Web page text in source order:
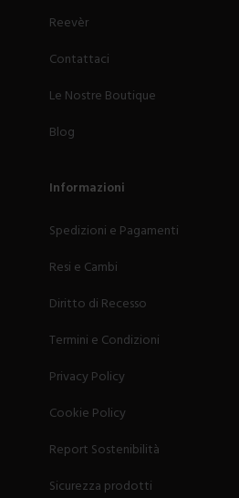
Reevèr
Contattaci
Le Nostre Boutique
Blog
Informazioni
Spedizioni e Pagamenti
Resi e Cambi
Diritto di Recesso
Termini e Condizioni
Privacy Policy
Cookie Policy
Report Sostenibilità
Sicurezza prodotti